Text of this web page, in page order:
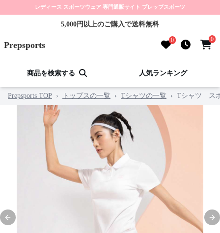
レディース スポーツウェア 専門通販サイト プレップスポーツ
5,000円以上のご購入で送料無料
Prepsports 0 0
商品を検索する 人気ランキング
Prepsports TOP › トップスの一覧 › Tシャツの一覧 › Tシャツ ス
Previous slide